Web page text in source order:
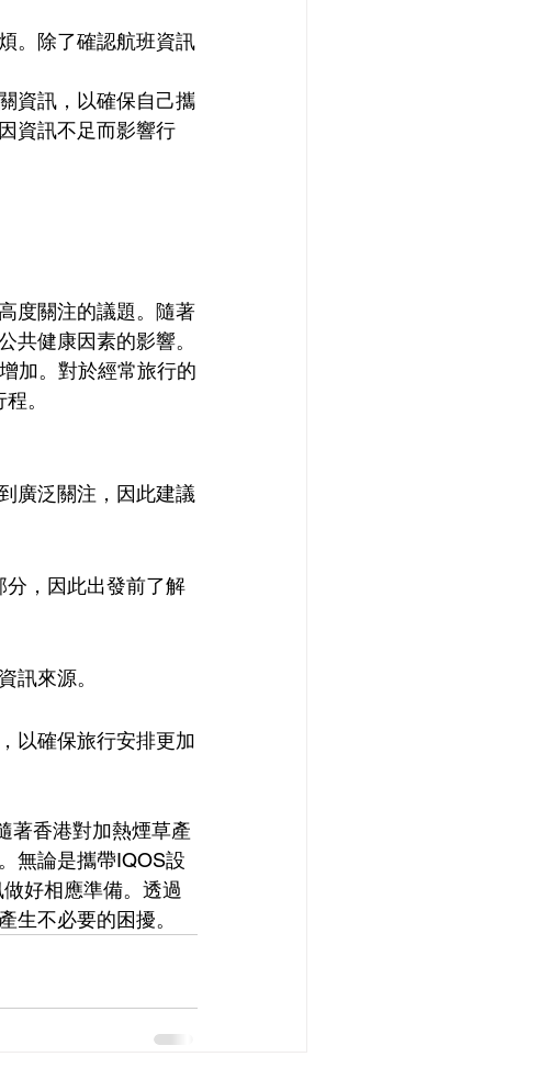
。除了確認航班資訊
資訊，以確保自己攜
資訊不足而影響行
度關注的議題。隨著
共健康因素的影響。
加。對於經常旅行的
。
廣泛關注，因此建議
，因此出發前了解
訊來源。
以確保旅行安排更加
著香港對加熱煙草產
無論是攜帶IQOS設
好相應準備。透過
生不必要的困擾。